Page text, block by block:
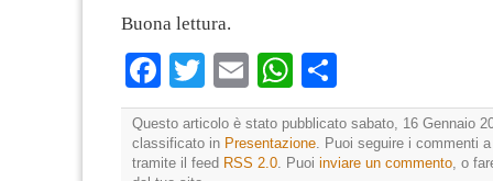
Buona lettura.
Facebook
TwitterEmailWhatsApp
Questo articolo è stato pubblicato sabato, 16 Gennaio
classificato in Presentazione . Puoi seguire i commenti
tramite il feed RSS 2.0 . Puoi inviare un commento , o